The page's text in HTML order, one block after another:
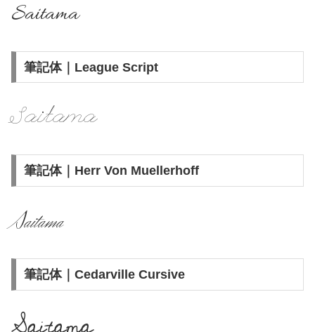
Saitama
筆記体｜League Script
Saitama
筆記体｜Herr Von Muellerhoff
Saitama
筆記体｜Cedarville Cursive